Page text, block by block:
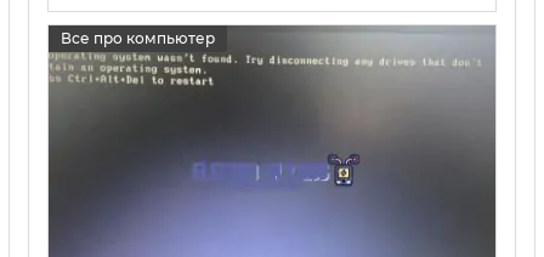
Все про компьютер